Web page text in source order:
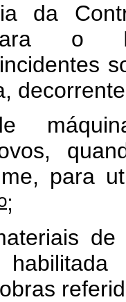
da
o
para
;
de